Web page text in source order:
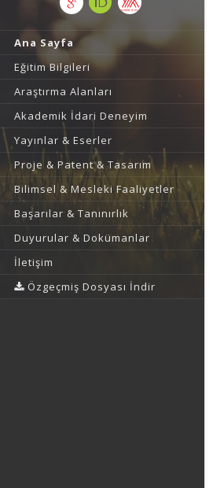
Ana Sayfa
Eğitim Bilgileri
Araştırma Alanları
Akademik İdari Deneyim
Yayınlar & Eserler
Proje & Patent & Tasarım
Bilimsel & Mesleki Faaliyetler
Başarılar & Tanınırlık
Duyurular & Dokümanlar
İletişim
Özgeçmiş Dosyası İndir